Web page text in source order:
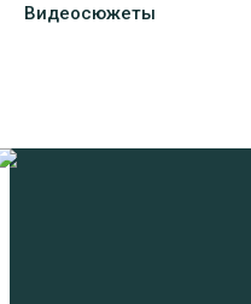
Видеосюжеты